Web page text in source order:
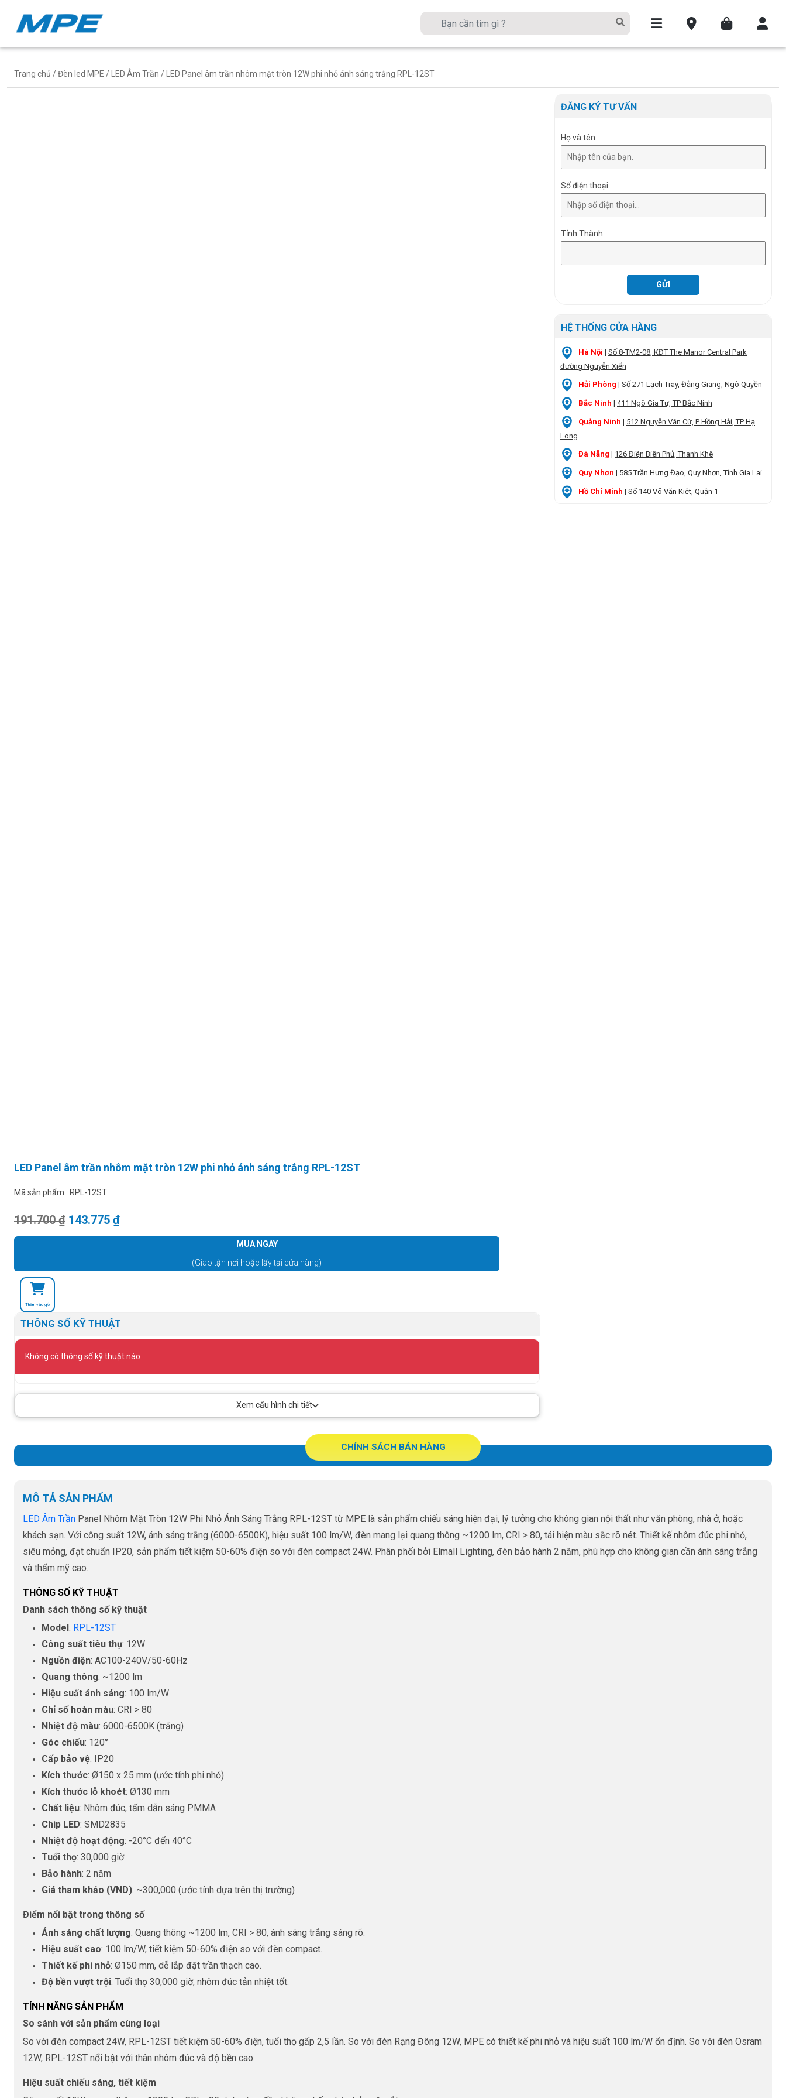
Trang chủ /Đèn led MPE / LED Âm Trần / LED Panel âm trần nhôm mặt tròn 12W phi nhỏ ánh sáng trắng RPL-12ST
LED Panel âm trần nhôm mặt tròn 12W phi nhỏ ánh sáng trắng RPL-12ST
Mã sản phẩm : RPL-12ST
191.700₫ Giá gốc là: 191.700 ₫.
143.775 ₫Giá hiện tại là: 143.775 ₫.
MUA NGAY
(Giao tận nơi hoặc lấy tại cửa hàng)
Thêm vào giỏ
THÔNG SỐ KỸ THUẬT
Không có thông số kỹ thuật nào
Xem cấu hình chi tiết
ĐĂNG KÝ TƯ VẤN
Họ và tên
Số điện thoại
Tỉnh Thành
HỆ THỐNG CỬA HÀNG
Hà Nội | Số 8-TM2-08, KĐT The Manor Central Park
đường Nguyễn Xiển
Hải Phòng | Số 271 Lạch Tray, Đằng Giang, Ngô Quyền
Bắc Ninh | 411 Ngô Gia Tự, TP Bắc Ninh
Quảng Ninh | 512 Nguyễn Văn Cừ, P Hồng Hải, TP Hạ
Long
Đà Nẵng | 126 Điện Biên Phủ, Thanh Khê
Quy Nhơn | 585 Trần Hưng Đạo, Quy Nhơn, Tỉnh Gia Lai
Hồ Chí Minh | Số 140 Võ Văn Kiệt, Quận 1
CHÍNH SÁCH BÁN HÀNG
MÔ TẢ SẢN PHẨM
LED Âm Trần Panel Nhôm Mặt Tròn 12W Phi Nhỏ Ánh Sáng Trắng RPL-12ST từ MPE là sản phẩm chiếu sáng hiện đại, lý tưởng cho không gian nội thất như văn phòng, nhà ở, hoặc
khách sạn. Với công suất 12W, ánh sáng trắng (6000-6500K), hiệu suất 100 lm/W, đèn mang lại quang thông ~1200 lm, CRI > 80, tái hiện màu sắc rõ nét. Thiết kế nhôm đúc phi nhỏ,
siêu mỏng, đạt chuẩn IP20, sản phẩm tiết kiệm 50-60% điện so với đèn compact 24W. Phân phối bởi Elmall Lighting, đèn bảo hành 2 năm, phù hợp cho không gian cần ánh sáng trắng
và thẩm mỹ cao.
THÔNG SỐ KỸ THUẬT
Danh sách thông số kỹ thuật
Model: RPL-12ST
Công suất tiêu thụ: 12W
Nguồn điện: AC100-240V/50-60Hz
Quang thông: ~1200 lm
Hiệu suất ánh sáng: 100 lm/W
Chỉ số hoàn màu: CRI > 80
Nhiệt độ màu: 6000-6500K (trắng)
Góc chiếu: 120°
Cấp bảo vệ: IP20
Kích thước: Ø150 x 25 mm (ước tính phi nhỏ)
Kích thước lỗ khoét: Ø130 mm
Chất liệu: Nhôm đúc, tấm dẫn sáng PMMA
Chip LED: SMD2835
Nhiệt độ hoạt động: -20°C đến 40°C
Tuổi thọ: 30,000 giờ
Bảo hành: 2 năm
Giá tham khảo (VND): ~300,000 (ước tính dựa trên thị trường)
Điểm nổi bật trong thông số
Ánh sáng chất lượng: Quang thông ~1200 lm, CRI > 80, ánh sáng trắng sáng rõ.
Hiệu suất cao: 100 lm/W, tiết kiệm 50-60% điện so với đèn compact.
Thiết kế phi nhỏ: Ø150 mm, dễ lắp đặt trần thạch cao.
Độ bền vượt trội: Tuổi thọ 30,000 giờ, nhôm đúc tản nhiệt tốt.
TÍNH NĂNG SẢN PHẨM
So sánh với sản phẩm cùng loại
So với đèn compact 24W, RPL-12ST tiết kiệm 50-60% điện, tuổi thọ gấp 2,5 lần. So với đèn Rạng Đông 12W, MPE có thiết kế phi nhỏ và hiệu suất 100 lm/W ổn định. So với đèn Osram
12W, RPL-12ST nổi bật với thân nhôm đúc và độ bền cao.
Hiệu suất chiếu sáng, tiết kiệm